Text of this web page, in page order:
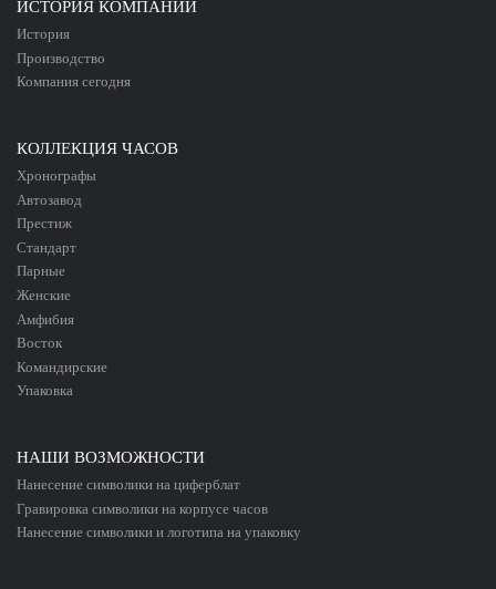
ИСТОРИЯ КОМПАНИИ
История
Производство
Компания сегодня
КОЛЛЕКЦИЯ ЧАСОВ
Хронографы
Автозавод
Престиж
Стандарт
Парные
Женские
Амфибия
Восток
Командирские
Упаковка
НАШИ ВОЗМОЖНОСТИ
Нанесение символики на циферблат
Гравировка символики на корпусе часов
Нанесение символики и логотипа на упаковку